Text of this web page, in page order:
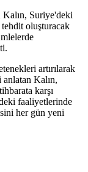
Suriye'deki
oluşturacak
artırılarak
Kalın,
karşı
faaliyetlerinde
her gün yeni